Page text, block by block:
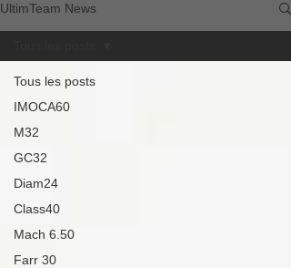
UltimTeam News
Tous les posts
IMOCA60
M32
GC32
Diam24
Class40
Mach 6.50
Farr 30